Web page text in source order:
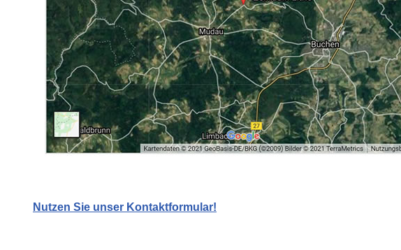
Nutzen Sie unser Kontaktformular!